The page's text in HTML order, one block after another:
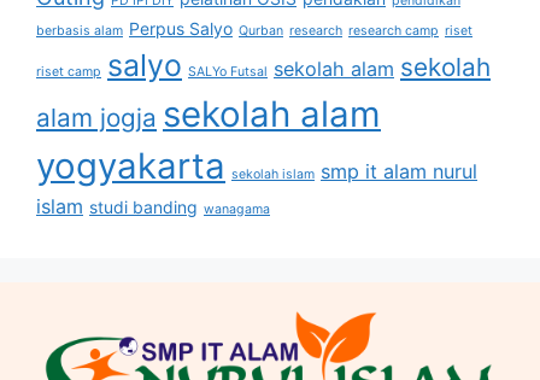
berbasis alam Perpus Salyo Qurban research research camp riset
riset camp salyo SALYo Futsal sekolah alam sekolah
alam jogja sekolah alam
yogyakarta sekolah islam smp it alam nurul
islam studi banding wanagama